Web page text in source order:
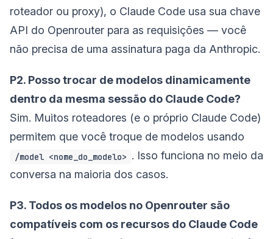
roteador ou proxy), o Claude Code usa sua chave
API do Openrouter para as requisições — você
não precisa de uma assinatura paga da Anthropic.
P2. Posso trocar de modelos dinamicamente
dentro da mesma sessão do Claude Code?
Sim. Muitos roteadores (e o próprio Claude Code)
permitem que você troque de modelos usando
/model <nome_do_modelo> . Isso funciona no meio da
conversa na maioria dos casos.
P3. Todos os modelos no Openrouter são
compatíveis com os recursos do Claude Code